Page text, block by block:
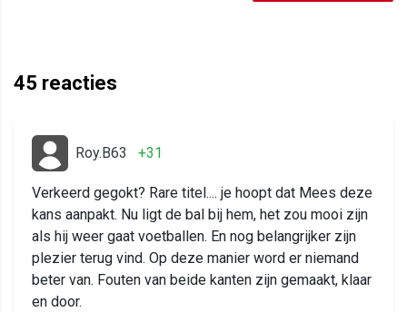
45 reacties
Roy.B63 +31
Verkeerd gegokt? Rare titel.... je hoopt dat Mees deze
kans aanpakt. Nu ligt de bal bij hem, het zou mooi zijn
als hij weer gaat voetballen. En nog belangrijker zijn
plezier terug vind. Op deze manier word er niemand
beter van. Fouten van beide kanten zijn gemaakt, klaar
en door.